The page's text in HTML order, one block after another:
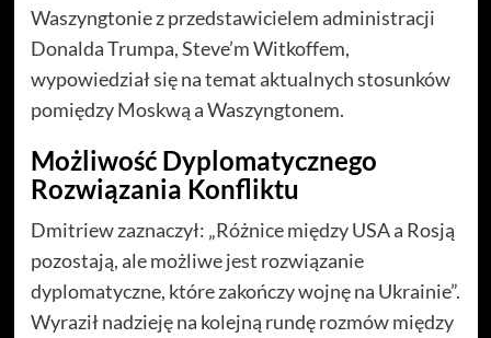
Waszyngtonie z przedstawicielem administracji
Donalda Trumpa, Steve’m Witkoffem,
wypowiedział się na temat aktualnych stosunków
pomiędzy Moskwą a Waszyngtonem.
Możliwość Dyplomatycznego
Rozwiązania Konfliktu
Dmitriew zaznaczył: „Różnice między USA a Rosją
pozostają, ale możliwe jest rozwiązanie
dyplomatyczne, które zakończy wojnę na Ukrainie”.
Wyraził nadzieję na kolejną rundę rozmów między